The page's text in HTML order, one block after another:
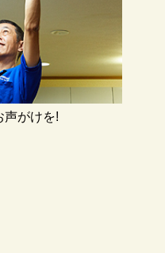
声がけを!